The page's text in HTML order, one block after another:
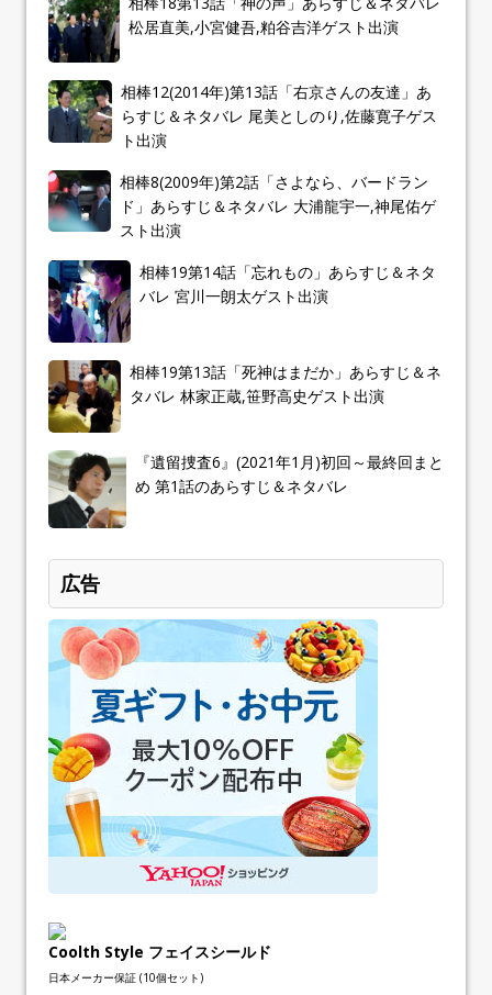
松居直美,小宮健吾,粕谷吉洋ゲスト出演
相棒12(2014年)第13話「右京さんの友達」あ
らすじ＆ネタバレ 尾美としのり,佐藤寛子ゲス
ト出演
相棒8(2009年)第2話「さよなら、バードラン
ド」あらすじ＆ネタバレ 大浦龍宇一,神尾佑ゲ
スト出演
相棒19第14話「忘れもの」あらすじ＆ネタ
バレ 宮川一朗太ゲスト出演
相棒19第13話「死神はまだか」あらすじ＆ネ
タバレ 林家正蔵,笹野高史ゲスト出演
『遺留捜査6』(2021年1月)初回～最終回まと
め 第1話のあらすじ＆ネタバレ
広告
Coolth Style フェイスシールド
日本メーカー保証 (10個セット)